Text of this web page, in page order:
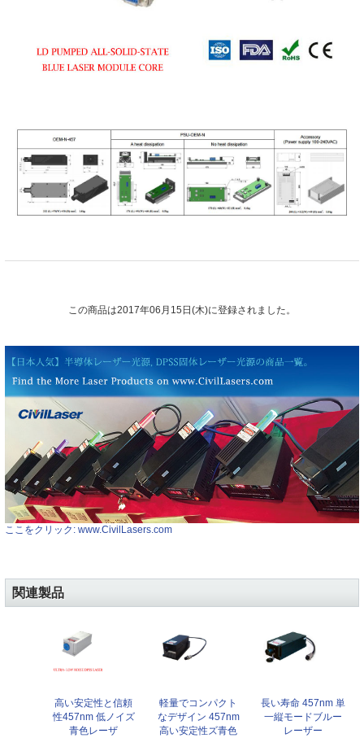
この商品は2017年06月15日(木)に登録されました。
ここをクリック: www.CivilLasers.com
関連製品
高い安定性と信頼
性457nm 低ノイズ
青色レーザ
軽量でコンパクト
なデザイン 457nm
高い安定性ズ青色
長い寿命 457nm 単
一縦モードブルー
レーザー